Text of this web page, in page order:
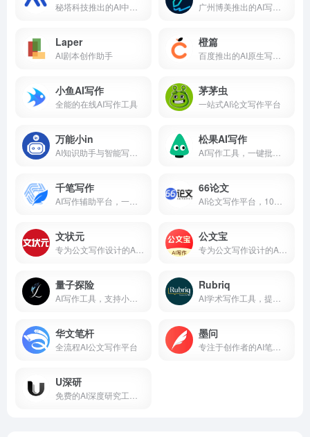
秘塔科技推出的AI中文写作助手 广州博美推出的AI写作工具
Laper
AI剧本创作助手
橙篇
百度推出的AI原生写作工具
小鱼AI写作
全能的在线AI写作工具
茅茅虫
一站式AI论文写作平台
万能小in
AI知识助手与智能写作工具
松果AI写作
AI写作工具，一键批量快速生成
千笔写作
AI写作辅助平台，一键生成论文大纲和初稿
66论文
AI论文写作平台，10秒生成千字大纲
文状元
专为公文写作设计的AI智能助手
公文宝
专为公文写作设计的AI工具
量子探险
AI写作工具，支持小说、论文、公文等多种文体创作
Rubriq
AI学术写作工具，提升科研论文质量
华文笔杆
全流程AI公文写作平台
墨问
专注于创作者的AI笔记工具
U深研
免费的AI深度研究工具，自动生成结构化报告